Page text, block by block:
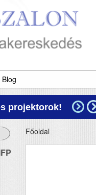
Blog
projektorok!
Főoldal